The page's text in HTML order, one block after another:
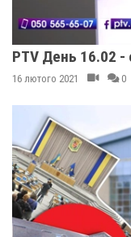
PTV День 16.02 -
16 лютого 2021 0